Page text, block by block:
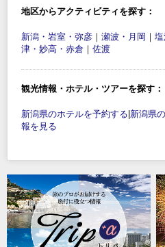
地区からアクティビティを探す：
新潟・岩室・弥彦 ｜ 瀬波・月岡 ｜
津・妙高・赤倉 ｜ 佐渡
観光情報・ホテル・ツアーを探す：
新潟県のホテルを予約する 新潟県
報を見る